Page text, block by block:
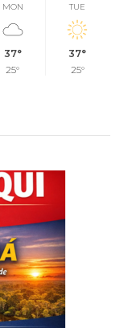
MON
37°
25°
TUE
37°
25°